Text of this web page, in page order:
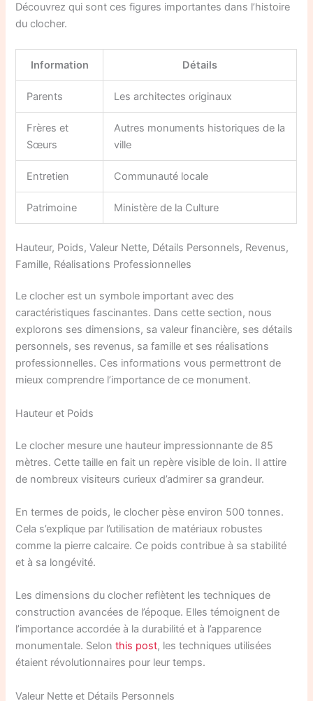
Découvrez qui sont ces figures importantes dans l’histoire
du clocher.
Information Détails
Parents Les architectes originaux
Frères et
Sœurs
Autres monuments historiques de la
ville
Entretien Communauté locale
Patrimoine Ministère de la Culture
Hauteur, Poids, Valeur Nette, Détails Personnels, Revenus,
Famille, Réalisations Professionnelles
Le clocher est un symbole important avec des
caractéristiques fascinantes. Dans cette section, nous
explorons ses dimensions, sa valeur financière, ses détails
personnels, ses revenus, sa famille et ses réalisations
professionnelles. Ces informations vous permettront de
mieux comprendre l’importance de ce monument.
Hauteur et Poids
Le clocher mesure une hauteur impressionnante de 85
mètres. Cette taille en fait un repère visible de loin. Il attire
de nombreux visiteurs curieux d’admirer sa grandeur.
En termes de poids, le clocher pèse environ 500 tonnes.
Cela s’explique par l’utilisation de matériaux robustes
comme la pierre calcaire. Ce poids contribue à sa stabilité
et à sa longévité.
Les dimensions du clocher reflètent les techniques de
construction avancées de l’époque. Elles témoignent de
l’importance accordée à la durabilité et à l’apparence
monumentale. Selonthis post, les techniques utilisées
étaient révolutionnaires pour leur temps.
Valeur Nette et Détails Personnels